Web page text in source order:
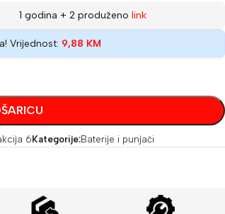
1 godina + 2 produženo link
Vrijednost: 9,88 KM
6 Kategorije:Baterije i punjači